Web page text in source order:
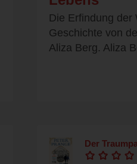
Die Erfindung der
Geschichte von
Aliza Berg. Aliza
Der